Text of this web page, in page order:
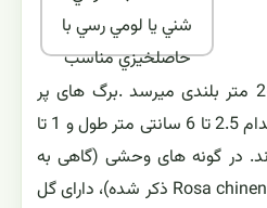
شني يا لومي رسي با
حاصلخيزي مناسب
این گیاه درختچه ای به 1-2 متر بلندی میرسد .برگ های پر
شکل، با 3 تا 5 برگچه، هر کدام 2.5 تا 6 سانتی متر طول و 1 تا
در گونه های وحشی (گاهی به
عنوان Rosa chinensis var. spontanea ذکر شده)، دارای گل